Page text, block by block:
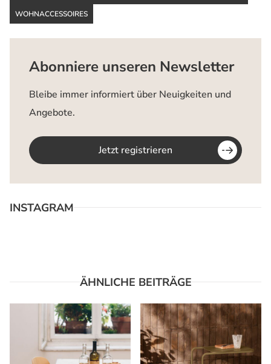
WOHNACCESSOIRES
Abonniere unseren Newsletter
Bleibe immer informiert über Neuigkeiten und
Angebote.
Jetzt registrieren
INSTAGRAM
ÄHNLICHE BEITRÄGE